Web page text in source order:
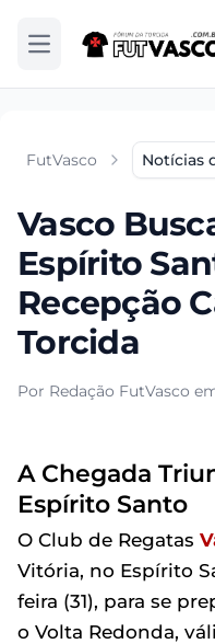
Abrir menu
FutVasco Notícias
Vasco
Espírito
Recepção
Torcida
Por Redação FutVasco
A Chegada
Espírito Santo
O Club de Regatas
Vitória, no Espírito
feira (31), para se
o Volta Redonda,